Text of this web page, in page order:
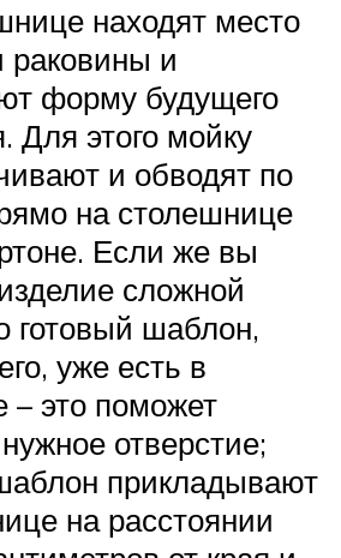
находят место
раковины и
форму будущего
Для этого мойку
и обводят по
на столешнице
Если же вы
сложной
готовый шаблон,
уже есть в
– это поможет
отверстие;
прикладывают
на расстоянии